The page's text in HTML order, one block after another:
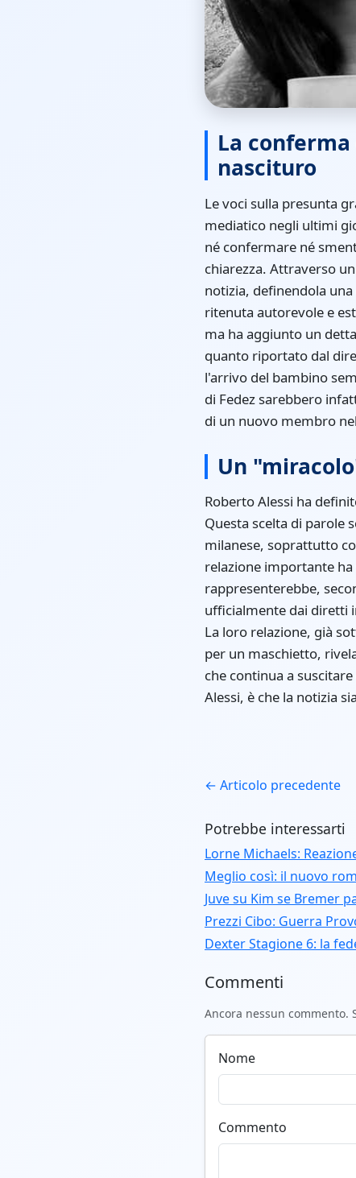
La
nascituro
Le voci sulla presunta
mediatico negli ultimi
né confermare né
chiarezza. Attraverso
notizia, definendola
ritenuta autorevole e
ma ha aggiunto un
quanto riportato dal
l'arrivo del bambino
di Fedez sarebbero
di un nuovo membro
Un
Roberto Alessi ha
Questa scelta di parole
milanese, soprattutto
relazione importante
rappresenterebbe,
ufficialmente dai diretti
La loro relazione, già
per un maschietto,
che continua a
Alessi, è che la notizia
← Articolo precedente
Potrebbe interessarti
Lorne Michaels:
Meglio così: il nuovo
Juve su Kim se Bremer
Prezzi Cibo: Guerra
Dexter Stagione 6: la
Commenti
Ancora nessun commento.
Nome
Commento